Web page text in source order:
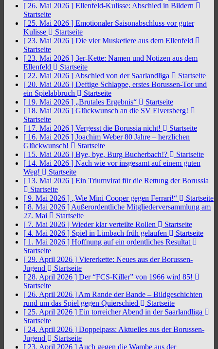
[ 26. Mai 2026 ] Ellenfeld-Kulisse: Abschied in Bildern
Startseite
[ 25. Mai 2026 ] Emotionaler Saisonabschluss vor guter
Kulisse
Startseite
[ 23. Mai 2026 ] Die vier Musketiere aus dem Ellenfeld
Startseite
[ 23. Mai 2026 ] 3er-Kette: Namen und Notizen aus dem
Ellenfeld
Startseite
[ 22. Mai 2026 ] Abschied von der Saarlandliga
Startseite
[ 20. Mai 2026 ] Deftige Schlappe, erstes Borussen-Tor und
ein Spielabbruch
Startseite
[ 19. Mai 2026 ] „Brutales Ergebnis“
Startseite
[ 18. Mai 2026 ] Glückwunsch an die SV Elversberg!
Startseite
[ 17. Mai 2026 ] Vergesst die Borussia nicht!
Startseite
[ 16. Mai 2026 ] Joachim Weber 80 Jahre – herzlichen
Glückwunsch!
Startseite
[ 15. Mai 2026 ] Bye, bye, Burg Bucherbach!?
Startseite
[ 14. Mai 2026 ] Nach wie vor insgesamt auf einem guten
Weg!
Startseite
[ 13. Mai 2026 ] Ein Triumvirat für die Rettung der Borussia
Startseite
[ 9. Mai 2026 ] „Wie Mini Cooper gegen Ferrari!“
Startseite
[ 8. Mai 2026 ] Außerordentliche Mitgliederversammlung am
27. Mai
Startseite
[ 7. Mai 2026 ] Wieder klar verteilte Rollen
Startseite
[ 4. Mai 2026 ] Spiel in Limbach früh gelaufen
Startseite
[ 1. Mai 2026 ] Hoffnung auf ein ordentliches Resultat
Startseite
[ 29. April 2026 ] Viererkette: Neues aus der Borussen-
Jugend
Startseite
[ 28. April 2026 ] Der “FCS-Killer” von 1966 wird 85!
Startseite
[ 26. April 2026 ] Am Rande der Bande – Bildgeschichten
rund um das Spiel gegen Quierschied
Startseite
[ 25. April 2026 ] Ein torreicher Abend in der Saarlandliga
Startseite
[ 24. April 2026 ] Doppelpass: Aktuelles aus der Borussen-
Jugend
Startseite
[ 23. April 2026 ] Auch gegen die Wambe aus der